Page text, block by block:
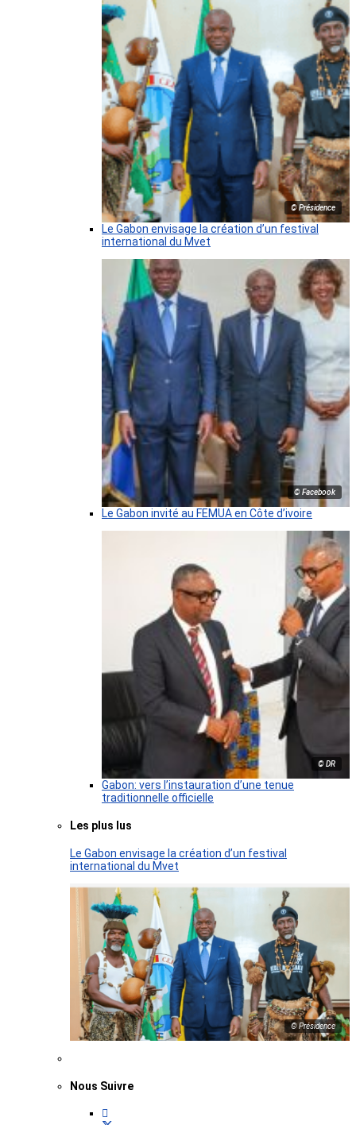
© Présidence
Le Gabon envisage la création d’un festival
international du Mvet
© Facebook
Le Gabon invité au FEMUA en Côte d’ivoire
© DR
Gabon: vers l’instauration d’une tenue
traditionnelle officielle
Les plus lus
Le Gabon envisage la création d’un festival
international du Mvet
© Présidence
Nous Suivre